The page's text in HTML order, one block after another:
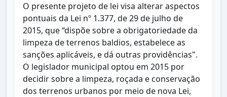
O presente projeto de lei visa alterar aspectos
pontuais da Lei nº 1.377, de 29 de julho de
2015, que “dispõe sobre a obrigatoriedade da
limpeza de terrenos baldios, estabelece as
sanções aplicáveis, e dá outras providências".
O legislador municipal optou em 2015 por
decidir sobre a limpeza, roçada e conservação
dos terrenos urbanos por meio de nova Lei,